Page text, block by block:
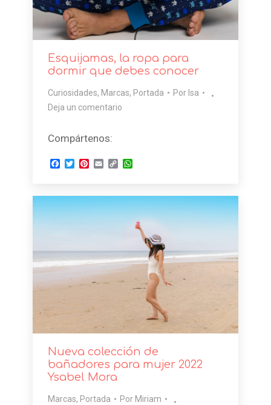
Esquijamas, la ropa para
dormir que debes conocer
Curiosidades, Marcas, Portada Por Isa
Deja un comentario
Compártenos:
Facebook
TwitterPinterest
EmailCopyWhatsApp
Nueva colección de
bañadores para mujer 2022
Ysabel Mora
Marcas, Portada Por Miriam